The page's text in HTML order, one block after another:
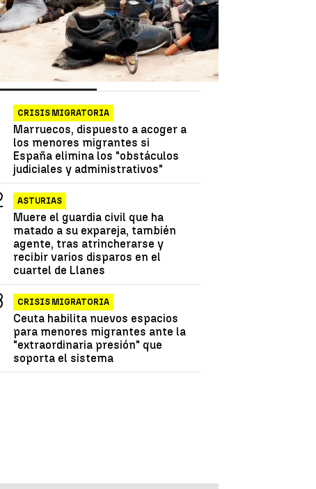
Las más vistas Lo último
CRISIS MIGRATORIA
Marruecos, dispuesto a acoger a
los menores migrantes si
España elimina los "obstáculos
judiciales y administrativos"
ASTURIAS
Muere el guardia civil que ha
matado a su expareja, también
agente, tras atrincherarse y
recibir varios disparos en el
cuartel de Llanes
CRISIS MIGRATORIA
Ceuta habilita nuevos espacios
para menores migrantes ante la
"extraordinaria presión" que
soporta el sistema